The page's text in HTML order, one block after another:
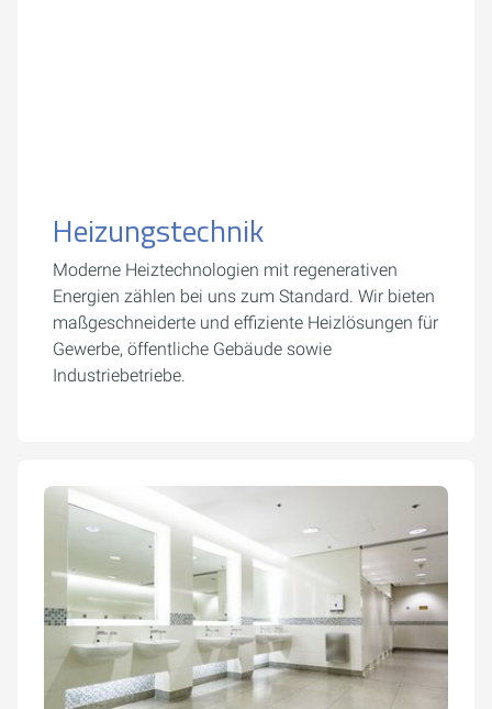
Heizungstechnik
Moderne Heiztechnologien mit regenerativen
Energien zählen bei uns zum Standard. Wir bieten
maßgeschneiderte und effiziente Heizlösungen für
Gewerbe, öffentliche Gebäude sowie
Industriebetriebe.